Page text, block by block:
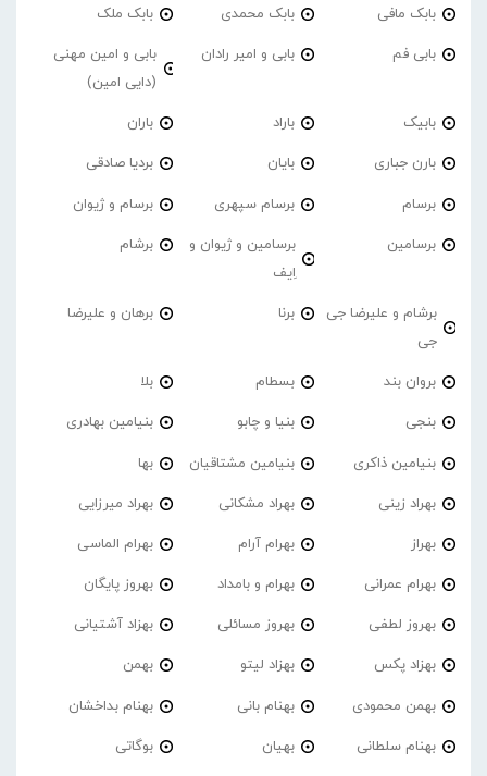
بابک مافی بابک محمدی بابک ملک
بابی فم بابی و امیر رادان
بابی و امین مهنی
(دایی امین)
بابیک باراد باران
بارن جباری بایان بردیا صادقی
برسام برسام سپهری برسام و ژیوان
برسامین
برسامین و ژیوان و
اِیف
برشام
برشام و علیرضا جی
جی
برنا برهان و علیرضا
بروان بند بسطام بلا
بنجی بنیا و چابو بنیامین بهادری
بنیامین ذاکری بنیامین مشتاقیان بها
بهراد زینی بهراد مشکانی بهراد میرزایی
بهراز بهرام آرام بهرام الماسی
بهرام عمرانی بهرام و بامداد بهروز پایگان
بهروز لطفی بهروز مسائلی بهزاد آشتیانی
بهزاد پکس بهزاد لیتو بهمن
بهمن محمودی بهنام بانی بهنام بداخشان
بهنام سلطانی بهیان بوگاتی